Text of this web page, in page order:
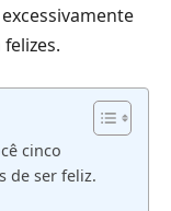
cinco
de ser feliz.